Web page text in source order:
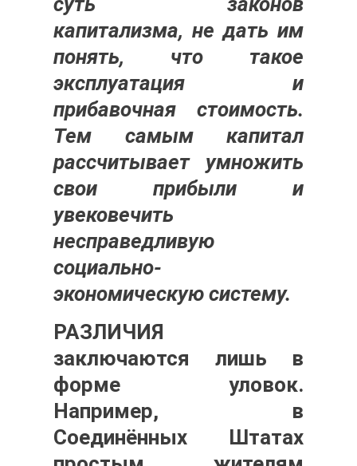
капитализма, не дать им
понять, что такое
эксплуатация и
прибавочная стоимость.
Тем самым капитал
рассчитывает умножить
свои прибыли и
увековечить
несправедливую
социально-
экономическую систему.
РАЗЛИЧИЯ
заключаются лишь в
форме уловок.
Например, в
Соединённых Штатах